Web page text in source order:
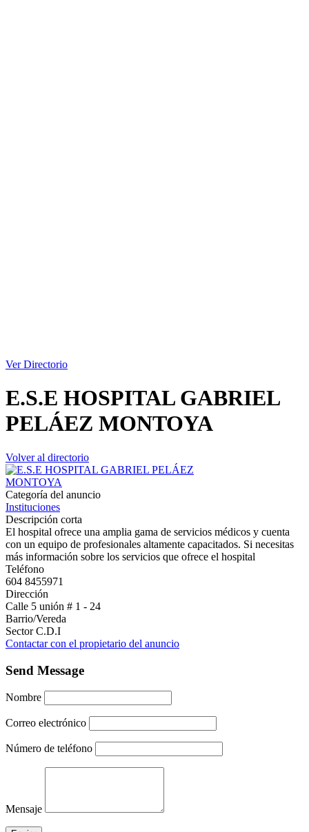
Ver Directorio
E.S.E HOSPITAL GABRIEL
PELÁEZ MONTOYA
Volver al directorio
Categoría del anuncio
Instituciones
Descripción corta
El hospital ofrece una amplia gama de servicios médicos y cuenta
con un equipo de profesionales altamente capacitados. Si necesitas
más información sobre los servicios que ofrece el hospital
Teléfono
604 8455971
Dirección
Calle 5 unión # 1 - 24
Barrio/Vereda
Sector C.D.I
Contactar con el propietario del anuncio
Send Message
Nombre
Correo electrónico
Número de teléfono
Mensaje